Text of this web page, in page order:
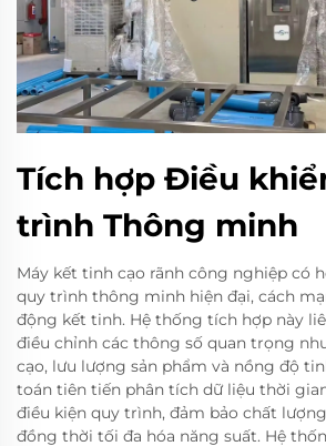
Tích hợp Điều
trình Thông minh
Máy kết tinh cạo rãnh công nghiệp có
quy trình thông minh hiện đại, cách
động kết tinh. Hệ thống tích hợp này
điều chỉnh các thông số quan trọng
cạo, lưu lượng sản phẩm và nồng độ
toán tiên tiến phân tích dữ liệu thời
điều kiện quy trình, đảm bảo chất
đồng thời tối đa hóa năng suất. Hệ